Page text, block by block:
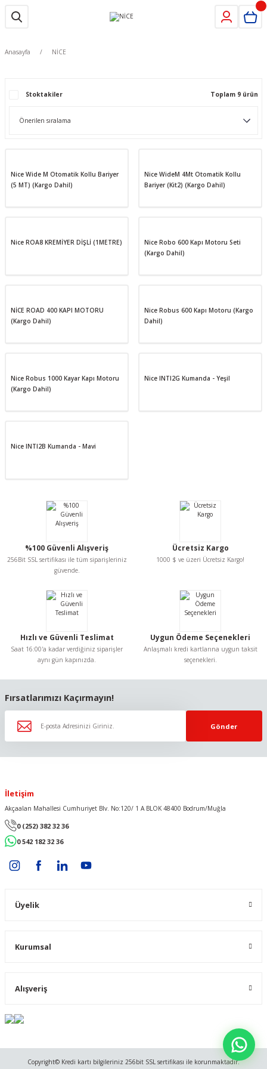
Anasayfa NİCE
Stoktakiler Toplam 9 ürün
Nice Wide M Otomatik Kollu Bariyer
(5 MT) (Kargo Dahil)
Nice WideM 4Mt Otomatik Kollu
Bariyer (Kit2) (Kargo Dahil)
Nice ROA8 KREMİYER DİŞLİ (1METRE)
Nice Robo 600 Kapı Motoru Seti
(Kargo Dahil)
NİCE ROAD 400 KAPI MOTORU
(Kargo Dahil)
Nice Robus 600 Kapı Motoru (Kargo
Dahil)
Nice Robus 1000 Kayar Kapı Motoru
(Kargo Dahil)
Nice INTI2G Kumanda - Yeşil
Nice INTI2B Kumanda - Mavi
%100 Güvenli Alışveriş
256Bit SSL sertifikası ile tüm siparişleriniz
güvende.
Ücretsiz Kargo
1000 $ ve üzeri Ücretsiz Kargo!
Hızlı ve Güvenli Teslimat
Saat 16:00'a kadar verdiğiniz siparişler
aynı gün kapınızda.
Uygun Ödeme Seçenekleri
Anlaşmalı kredi kartlarına uygun taksit
seçenekleri.
Fırsatlarımızı Kaçırmayın!
Gönder
İletişim
Akçaalan Mahallesi Cumhuriyet Blv. No:120/ 1 A BLOK 48400 Bodrum/Muğla
0 (252) 382 32 36
0 542 182 32 36
Üyelik
Kurumsal
Alışveriş
Copyright© Kredi kartı bilgileriniz 256bit SSL sertifikası ile korunmaktadır.